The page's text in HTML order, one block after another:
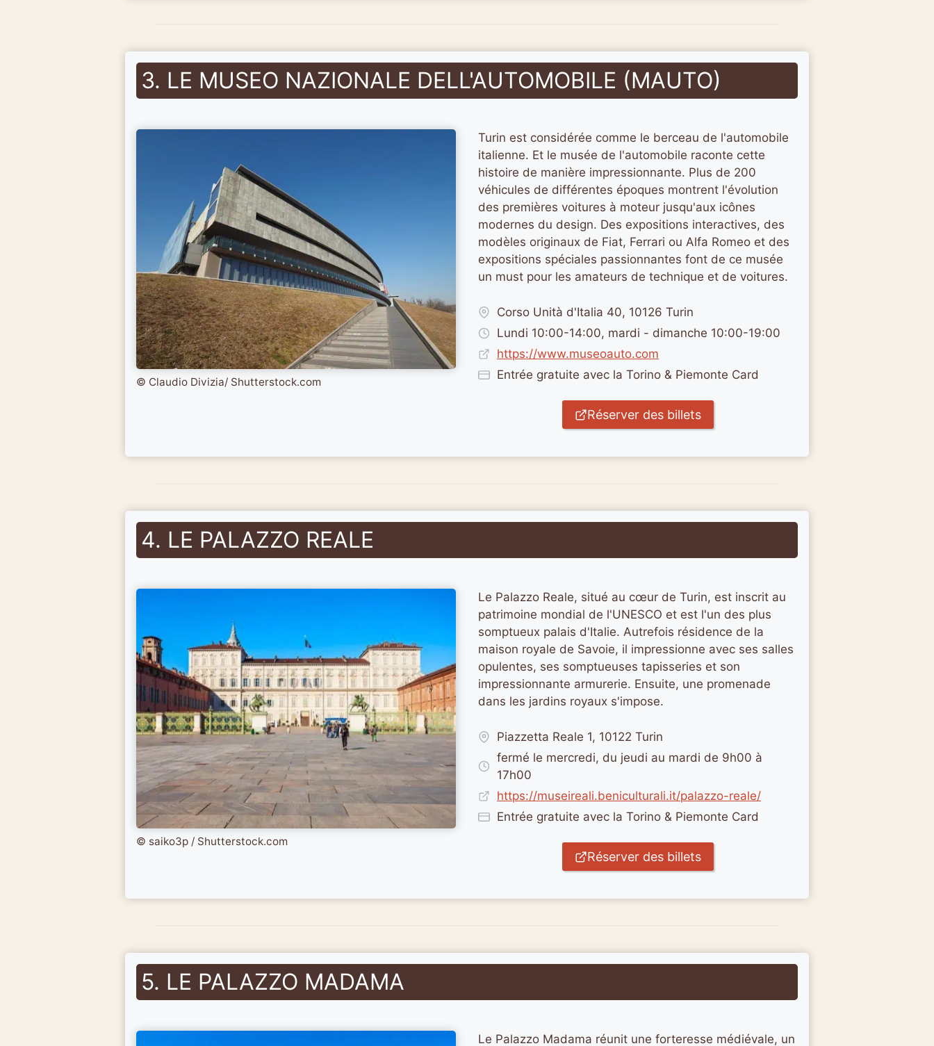
3. LE MUSEO NAZIONALE DELL'AUTOMOBILE (MAUTO)
© Claudio Divizia/ Shutterstock.com
Turin est considérée comme le berceau de l'automobile
italienne. Et le musée de l'automobile raconte cette
histoire de manière impressionnante. Plus de 200
véhicules de différentes époques montrent l'évolution
des premières voitures à moteur jusqu'aux icônes
modernes du design. Des expositions interactives, des
modèles originaux de Fiat, Ferrari ou Alfa Romeo et des
expositions spéciales passionnantes font de ce musée
un must pour les amateurs de technique et de voitures.
Corso Unità d'Italia 40, 10126 Turin
Lundi 10:00-14:00, mardi - dimanche 10:00-19:00
https://www.museoauto.com
Entrée gratuite avec la Torino & Piemonte Card
Réserver des billets
4. LE PALAZZO REALE
© saiko3p / Shutterstock.com
Le Palazzo Reale, situé au cœur de Turin, est inscrit au
patrimoine mondial de l'UNESCO et est l'un des plus
somptueux palais d'Italie. Autrefois résidence de la
maison royale de Savoie, il impressionne avec ses salles
opulentes, ses somptueuses tapisseries et son
impressionnante armurerie. Ensuite, une promenade
dans les jardins royaux s'impose.
Piazzetta Reale 1, 10122 Turin
fermé le mercredi, du jeudi au mardi de 9h00 à
17h00
https://museireali.beniculturali.it/palazzo-reale/
Entrée gratuite avec la Torino & Piemonte Card
Réserver des billets
5. LE PALAZZO MADAMA
Le Palazzo Madama réunit une forteresse médiévale, un